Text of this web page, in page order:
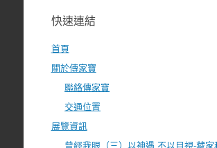
快速連結
首頁
關於傳家寶
聯絡傳家寶
交通位置
展覽資訊
曾經我眼（三）以神遇 不以目視-藏